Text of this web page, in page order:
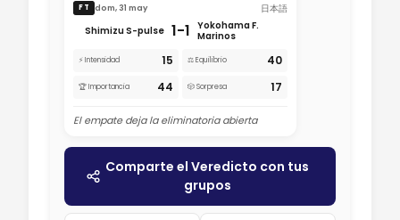
FT dom, 31 may
日本語
Shimizu S-pulse 1-1 Yokohama F.
Marinos
⚡ Intensidad 15 ⚖️ Equilibrio 40
🏆 Importancia 44 🎲 Sorpresa 17
El empate deja la eliminatoria abierta
Comparte el Veredicto con tus
grupos